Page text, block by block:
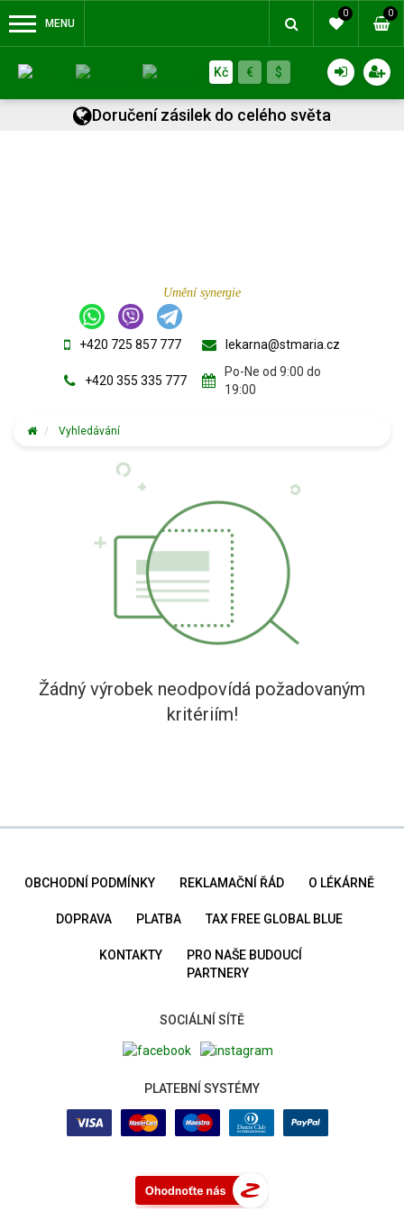
MENU
0 0
Kč € $
Doručení zásilek do celého světa
Umění synergie
+420 725 857 777
+420 355 335 777
lekarna@stmaria.cz
Po-Ne od 9:00 do
19:00
Vyhledávání
Žádný výrobek neodpovídá požadovaným
kritériím!
OBCHODNÍ PODMÍNKY REKLAMAČNÍ ŘÁD O LÉKÁRNĚ
DOPRAVA PLATBA TAX FREE GLOBAL BLUE
KONTAKTY
PRO NAŠE BUDOUCÍ
PARTNERY
SOCIÁLNÍ SÍTĚ
PLATEBNÍ SYSTÉMY